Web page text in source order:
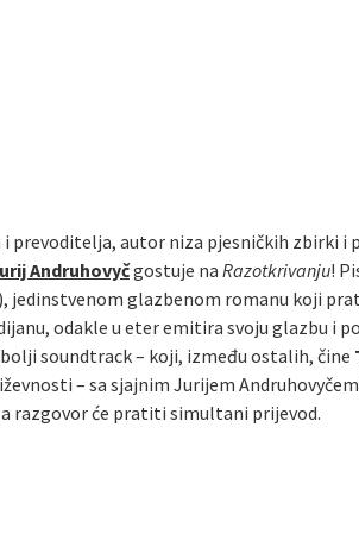
prevoditelja, autor niza pjesničkih zbirki i
Andruhovyčgostuje na Razotkrivanju!
), jedinstvenom glazbenom romanu koji
odakle u eter emitira svoju glazbu i
soundtrack – koji, između ostalih, čine
– sa sjajnim Jurijem
razgovor će pratiti simultani prijevod.